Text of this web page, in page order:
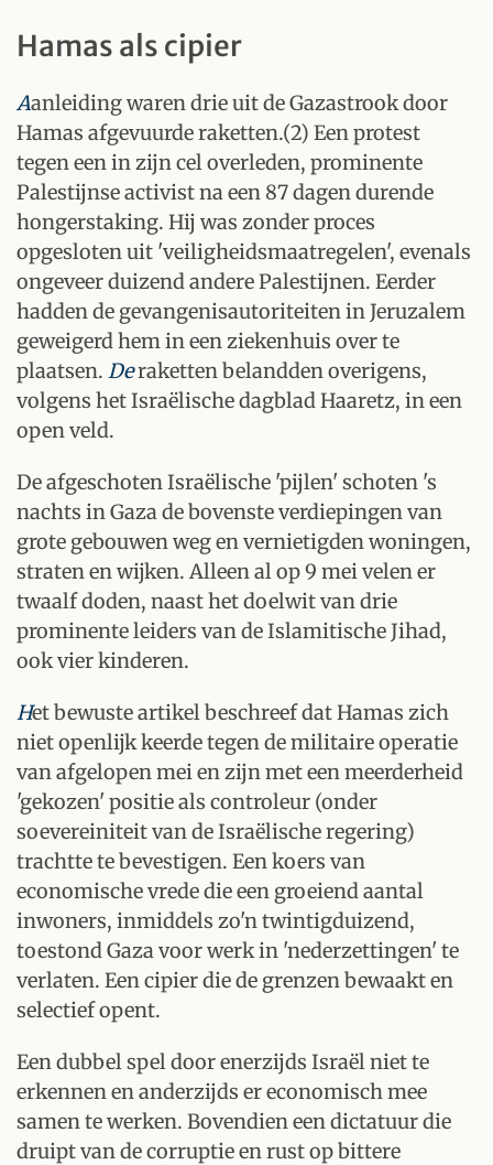
Hamas als cipier
Aanleiding waren drie uit de Gazastrook door
Hamas afgevuurde raketten.(2) Een protest
tegen een in zijn cel overleden, prominente
Palestijnse activist na een 87 dagen durende
hongerstaking. Hij was zonder proces
opgesloten uit 'veiligheidsmaatregelen', evenals
ongeveer duizend andere Palestijnen. Eerder
hadden de gevangenisautoriteiten in Jeruzalem
geweigerd hem in een ziekenhuis over te
plaatsen. Deraketten belandden overigens,
volgens het Israëlische dagblad Haaretz, in een
open veld.
De afgeschoten Israëlische 'pijlen' schoten 's
nachts in Gaza de bovenste verdiepingen van
grote gebouwen weg en vernietigden woningen,
straten en wijken. Alleen al op 9 mei velen er
twaalf doden, naast het doelwit van drie
prominente leiders van de Islamitische Jihad,
ook vier kinderen.
Het bewuste artikel beschreef dat Hamas zich
niet openlijk keerde tegen de militaire operatie
van afgelopen mei en zijn met een meerderheid
'gekozen' positie als controleur (onder
soevereiniteit van de Israëlische regering)
trachtte te bevestigen. Een koers van
economische vrede die een groeiend aantal
inwoners, inmiddels zo'n twintigduizend,
toestond Gaza voor werk in 'nederzettingen' te
verlaten. Een cipier die de grenzen bewaakt en
selectief opent.
Een dubbel spel door enerzijds Israël niet te
erkennen en anderzijds er economisch mee
samen te werken. Bovendien een dictatuur die
druipt van de corruptie en rust op bittere